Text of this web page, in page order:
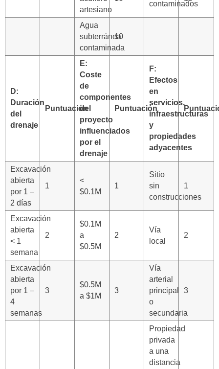
artesiano
contaminados
Agua
subterránea
contaminada
10
D:
Duración
del
drenaje
Puntuación
E:
Coste
de
componentes
del
proyecto
influenciados
por el
drenaje
Puntuación
F:
Efectos
en
servicios,
infraestructuras
y
propiedades
adyacentes
Excavación
abierta
por 1 –
2 días
1
<
$0.1M
1
Sitio
sin
construcciones
1
Excavación
abierta
< 1
semana
2
$0.1M
a
$0.5M
2
Vía
local
2
Excavación
abierta
por 1 –
4
semanas
3
$0.5M
a $1M
3
Vía
arterial
principal
o
secundaria
3
Propiedad
privada
a una
distancia